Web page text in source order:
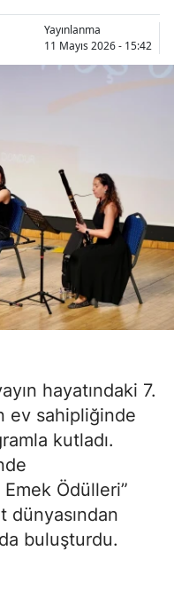
Yayınlanma
11 Mayıs 2026 - 15:42
hayatındaki 7.
ev sahipliğinde
kutladı.
Ödülleri”
dünyasından
buluşturdu.